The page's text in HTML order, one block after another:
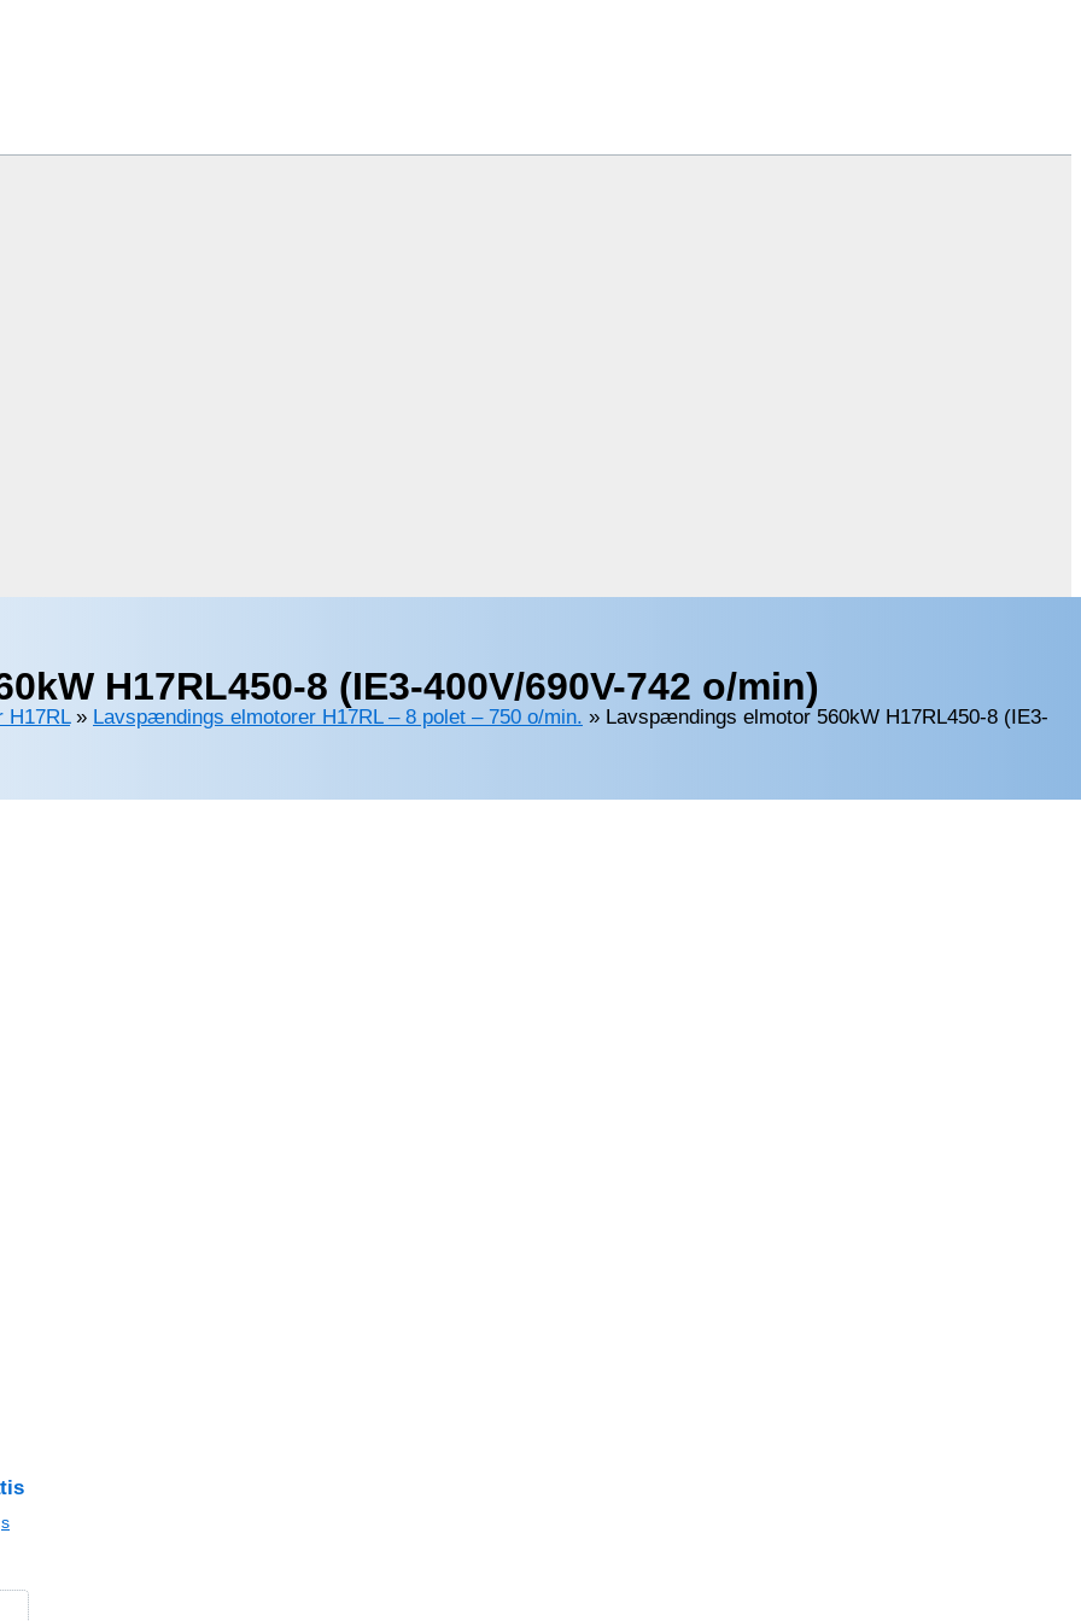
H17RL450-8 (IE3-400V/690V-742 o/min)
H17RL» Lavspændings elmotorer H17RL – 8 polet – 750 o/min. » Lavspændings elmotor 560kW H17RL450-8 (IE3-